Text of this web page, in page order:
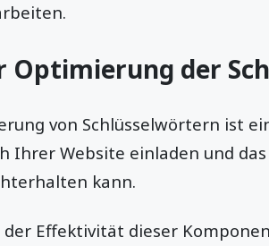
Optimierung der
von Schlüsselwörtern ist
Ihrer Website einladen und
kann.
der Effektivität dieser